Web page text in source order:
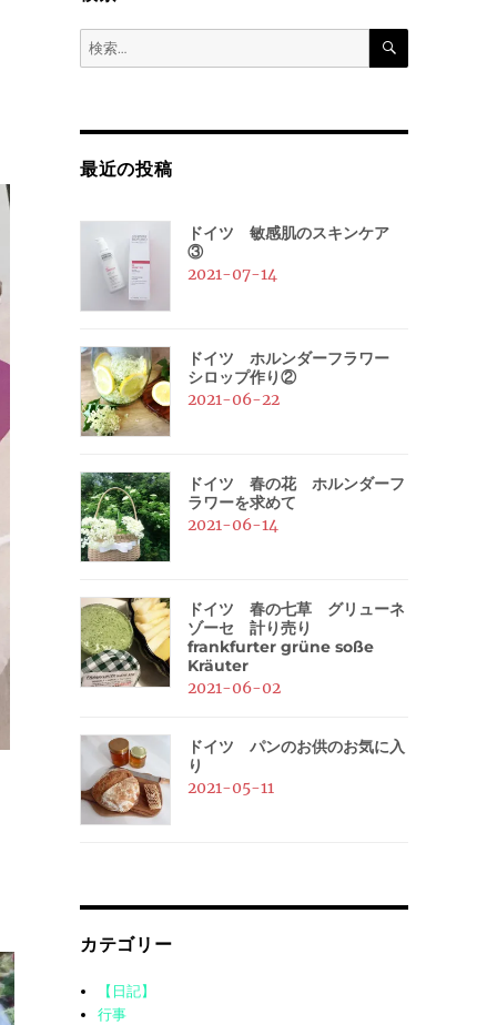
検
索:
検
最近の投稿
ドイツ 敏感肌のスキンケア
③
2021-07-14
ドイツ ホルンダーフラワー
シロップ作り②
2021-06-22
ドイツ 春の花 ホルンダーフ
ラワーを求めて
2021-06-14
ドイツ 春の七草 グリューネ
ゾーセ 計り売り
frankfurter grüne soße
Kräuter
2021-06-02
ドイツ パンのお供のお気に入
り
2021-05-11
カテゴリー
【日記】
行事